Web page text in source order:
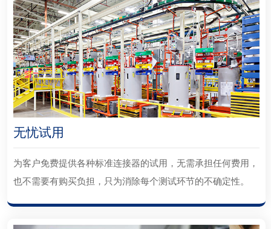
无忧试用
为客户免费提供各种标准连接器的试用，无需承担任何费用，
也不需要有购买负担，只为消除每个测试环节的不确定性。